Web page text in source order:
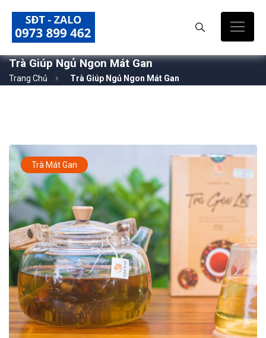
Trà Giúp Ngủ Ngon Mát Gan
Trang Chủ Trà Giúp Ngủ Ngon Mát Gan
Trà Mát Gan